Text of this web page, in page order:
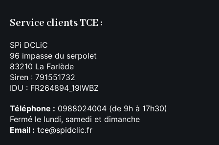
Service clients TCE :
SPi DCLiC
96 impasse du serpolet
83210 La Farlède
Siren : 791551732
IDU : FR264894_19IWBZ
Téléphone : 0988024004 (de 9h à 17h30)
Fermé le lundi, samedi et dimanche
Email : tce@spidclic.fr